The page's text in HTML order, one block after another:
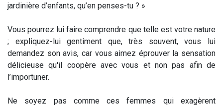
jardinière d’enfants, qu’en penses-tu ? »
Vous pourrez lui faire comprendre que telle est votre nature
; expliquez-lui gentiment que, très souvent, vous lui
demandez son avis, car vous aimez éprouver la sensation
délicieuse qu'il coopère avec vous et non pas afin de
l’importuner.
Ne soyez pas comme ces femmes qui exagèrent